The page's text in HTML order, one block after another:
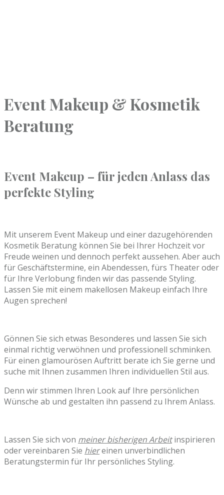
Event Makeup & Kosmetik
Beratung
Event Makeup – für jeden Anlass das
perfekte Styling
Mit unserem Event Makeup und einer dazugehörenden
Kosmetik Beratung können Sie bei Ihrer Hochzeit vor
Freude weinen und dennoch perfekt aussehen. Aber auch
für Geschäftstermine, ein Abendessen, fürs Theater oder
für Ihre Verlobung finden wir das passende Styling.
Lassen Sie mit einem makellosen Makeup einfach Ihre
Augen sprechen!
Gönnen Sie sich etwas Besonderes und lassen Sie sich
einmal richtig verwöhnen und professionell schminken.
Für einen glamourösen Auftritt berate ich Sie gerne und
suche mit Ihnen zusammen Ihren individuellen Stil aus.
Denn wir stimmen Ihren Look auf Ihre persönlichen
Wünsche ab und gestalten ihn passend zu Ihrem Anlass.
Lassen Sie sich von meiner bisherigen Arbeitinspirieren
oder vereinbaren Sie hiereinen unverbindlichen
Beratungstermin für Ihr persönliches Styling.